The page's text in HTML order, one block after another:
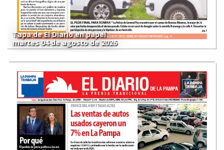
Tapa de El Diario en papel
martes 04 de agosto de 2026